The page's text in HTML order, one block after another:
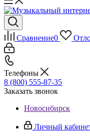
Сравнение0
Телефоны
8 (800) 555-87-35
Заказать звонок
Новосибирск
Личный